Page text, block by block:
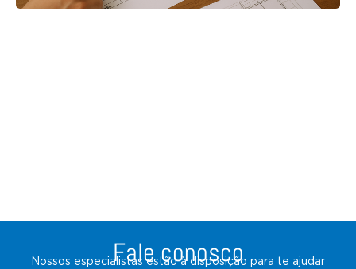
Fale conosco
Nossos especialistas estão à disposição para te ajudar